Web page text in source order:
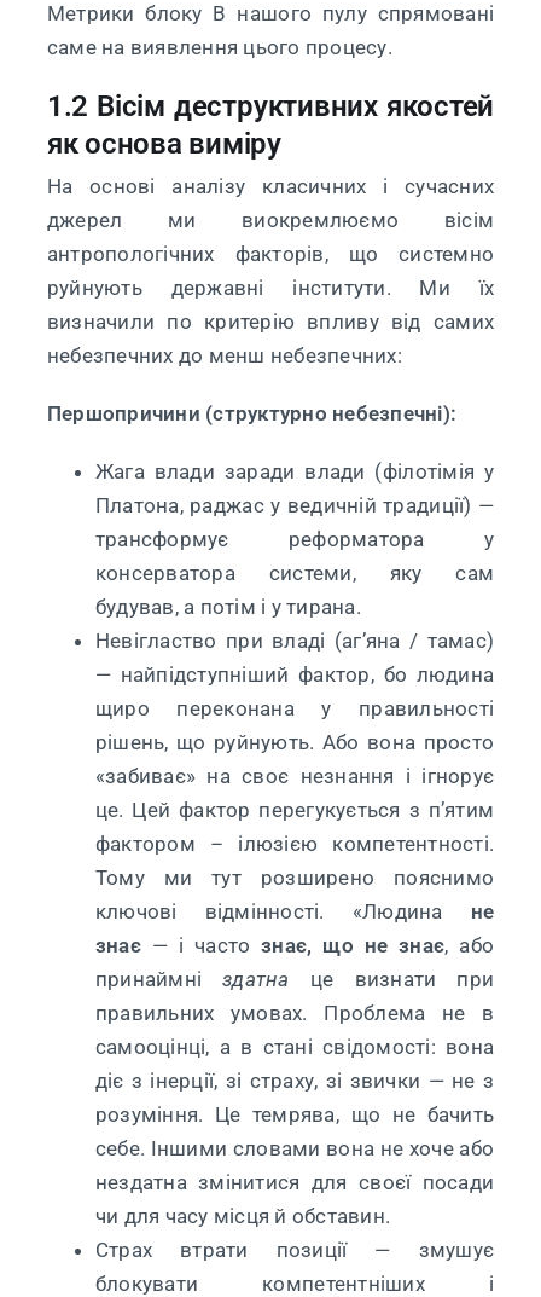
Метрики блоку B нашого пулу спрямовані
саме на виявлення цього процесу.
1.2 Вісім деструктивних якостей
як основа виміру
На основі аналізу класичних і сучасних
джерел ми виокремлюємо вісім
антропологічних факторів, що системно
руйнують державні інститути. Ми їх
визначили по критерію впливу від самих
небезпечних до менш небезпечних:
Першопричини (структурно небезпечні):
Жага влади заради влади (філотімія у
Платона, раджас у ведичній традиції) —
трансформує реформатора у
консерватора системи, яку сам
будував, а потім і у тирана.
Невігластво при владі (агʼяна / тамас)
— найпідступніший фактор, бо людина
щиро переконана у правильності
рішень, що руйнують. Або вона просто
«забиває» на своє незнання і ігнорує
це. Цей фактор перегукується з п’ятим
фактором – ілюзією компетентності.
Тому ми тут розширено пояснимо
ключові відмінності. «Людина не
знає— і частознає, що не знає, або
принаймніздатна це визнати при
правильних умовах. Проблема не в
самооцінці, а в стані свідомості: вона
діє з інерції, зі страху, зі звички — не з
розуміння. Це темрява, що не бачить
себе. Іншими словами вона не хоче або
нездатна змінитися для своєї посади
чи для часу місця й обставин.
Страх втрати позиції — змушує
блокувати компетентніших і